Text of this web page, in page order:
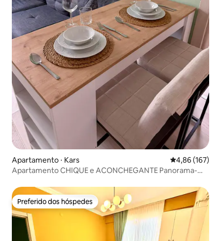
Apartamento ⋅ Kars 4,86 de uma
4,86 (167)
Apartamento CHIQUE e ACONCHEGANTE Panorama-
Preferido dos hóspedes
Preferido dos hóspedes